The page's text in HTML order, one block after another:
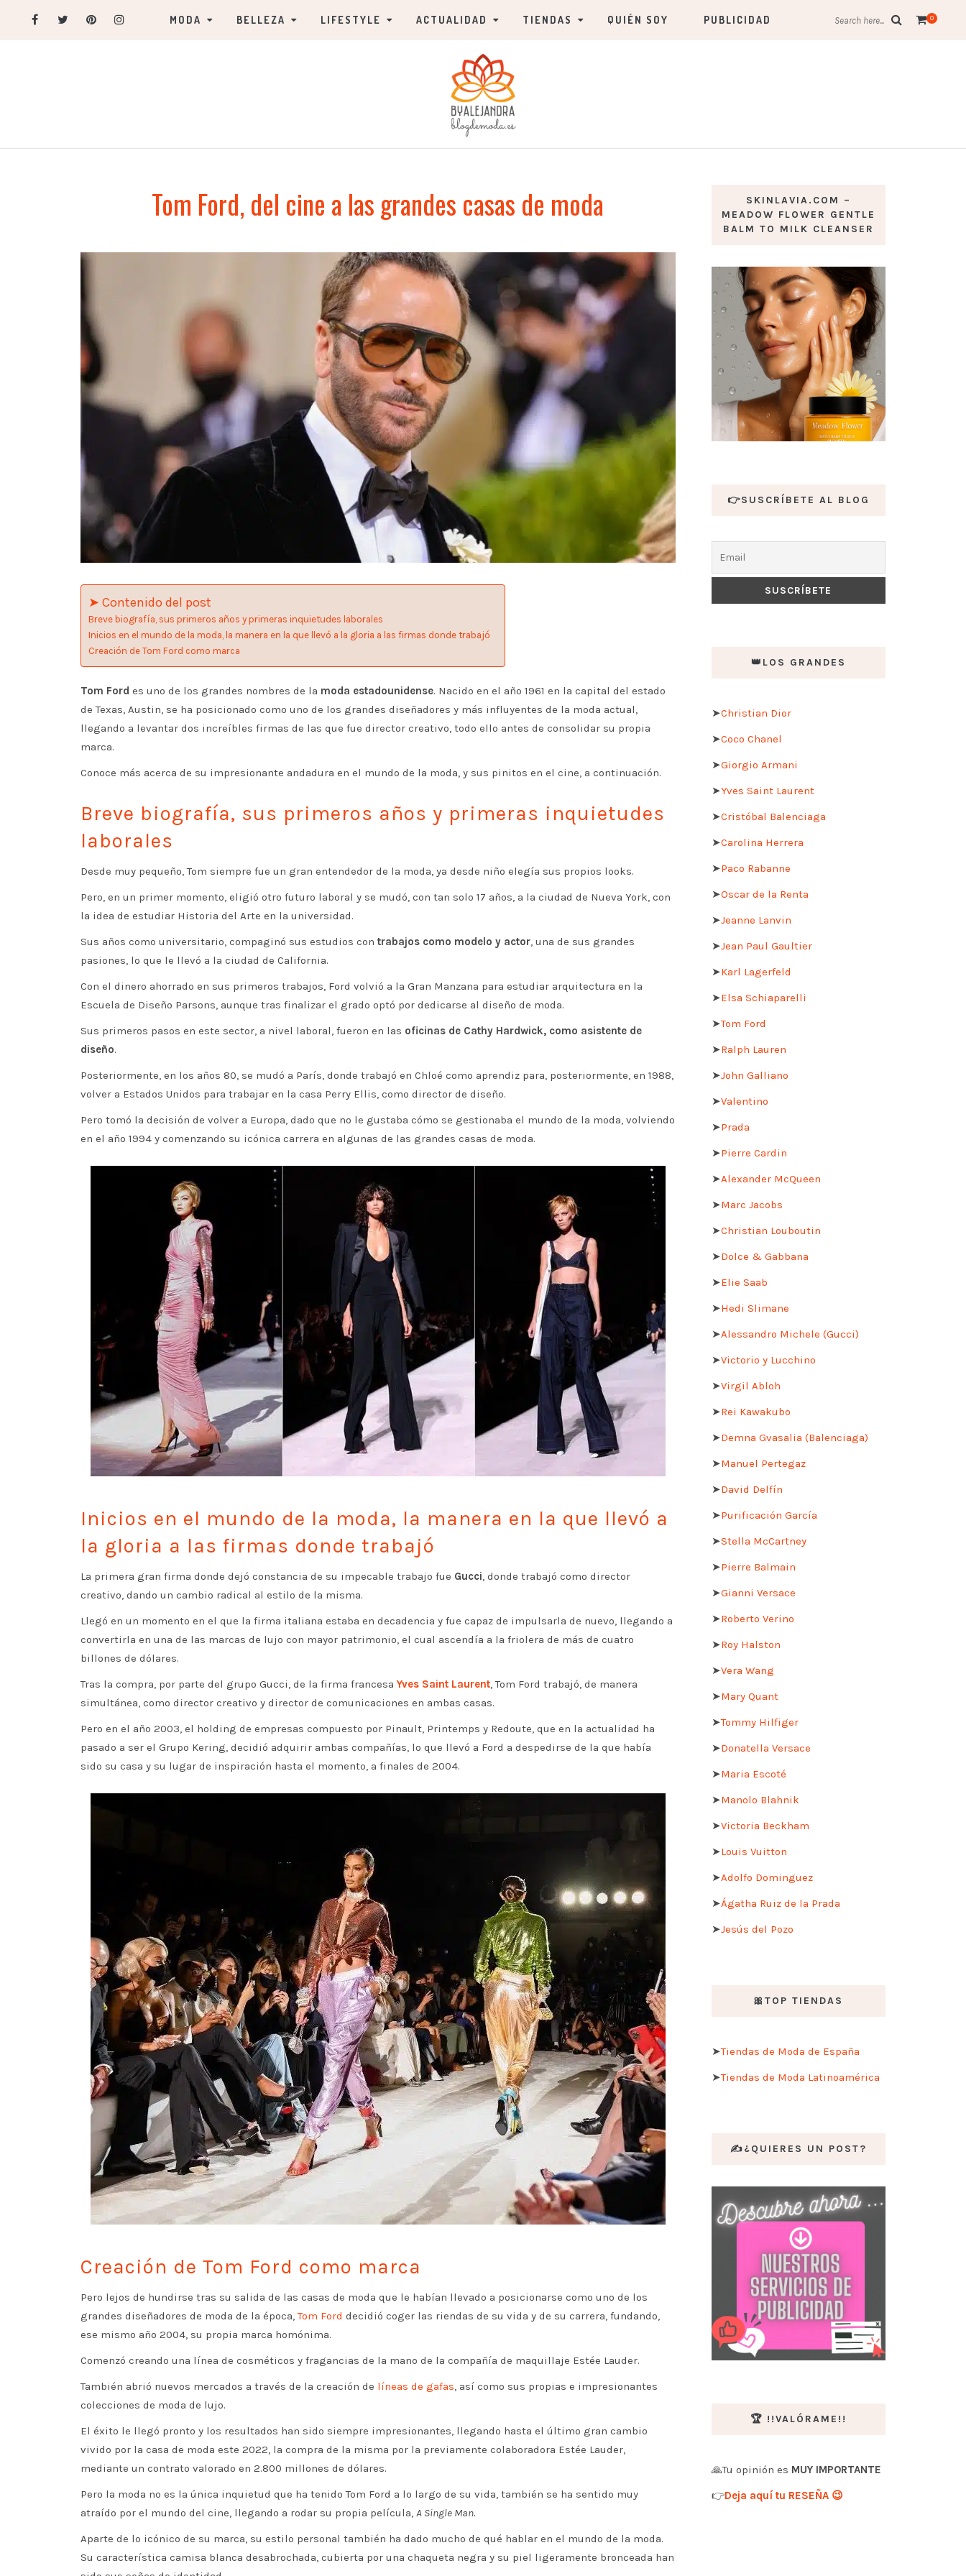
MODA BELLEZA LIFESTYLE ACTUALIDAD TIENDAS QUIÉN SOY PUBLICIDAD Search here... 0
Tom Ford, del cine a las grandes casas de moda
➤ Contenido del post
Breve biografía, sus primeros años y primeras inquietudes laborales
Inicios en el mundo de la moda, la manera en la que llevó a la gloria a las firmas donde trabajó
Creación de Tom Ford como marca
Tom Ford es uno de los grandes nombres de la moda estadounidense. Nacido en el año 1961 en la capital del estado
de Texas, Austin, se ha posicionado como uno de los grandes diseñadores y más influyentes de la moda actual,
llegando a levantar dos increíbles firmas de las que fue director creativo, todo ello antes de consolidar su propia
marca.
Conoce más acerca de su impresionante andadura en el mundo de la moda, y sus pinitos en el cine, a continuación.
Breve biografía, sus primeros años y primeras inquietudes
laborales
Desde muy pequeño, Tom siempre fue un gran entendedor de la moda, ya desde niño elegía sus propios looks.
Pero, en un primer momento, eligió otro futuro laboral y se mudó, con tan solo 17 años, a la ciudad de Nueva York, con
la idea de estudiar Historia del Arte en la universidad.
Sus años como universitario, compaginó sus estudios con trabajos como modelo y actor, una de sus grandes
pasiones, lo que le llevó a la ciudad de California.
Con el dinero ahorrado en sus primeros trabajos, Ford volvió a la Gran Manzana para estudiar arquitectura en la
Escuela de Diseño Parsons, aunque tras finalizar el grado optó por dedicarse al diseño de moda.
Sus primeros pasos en este sector, a nivel laboral, fueron en las oficinas de Cathy Hardwick, como asistente de
diseño.
Posteriormente, en los años 80, se mudó a París, donde trabajó en Chloé como aprendiz para, posteriormente, en 1988,
volver a Estados Unidos para trabajar en la casa Perry Ellis, como director de diseño.
Pero tomó la decisión de volver a Europa, dado que no le gustaba cómo se gestionaba el mundo de la moda, volviendo
en el año 1994 y comenzando su icónica carrera en algunas de las grandes casas de moda.
Inicios en el mundo de la moda, la manera en la que llevó a
la gloria a las firmas donde trabajó
La primera gran firma donde dejó constancia de su impecable trabajo fue Gucci, donde trabajó como director
creativo, dando un cambio radical al estilo de la misma.
Llegó en un momento en el que la firma italiana estaba en decadencia y fue capaz de impulsarla de nuevo, llegando a
convertirla en una de las marcas de lujo con mayor patrimonio, el cual ascendía a la friolera de más de cuatro
billones de dólares.
Tras la compra, por parte del grupo Gucci, de la firma francesaYves Saint Laurent, Tom Ford trabajó, de manera
simultánea, como director creativo y director de comunicaciones en ambas casas.
Pero en el año 2003, el holding de empresas compuesto por Pinault, Printemps y Redoute, que en la actualidad ha
pasado a ser el Grupo Kering, decidió adquirir ambas compañías, lo que llevó a Ford a despedirse de la que había
sido su casa y su lugar de inspiración hasta el momento, a finales de 2004.
Creación de Tom Ford como marca
Pero lejos de hundirse tras su salida de las casas de moda que le habían llevado a posicionarse como uno de los
grandes diseñadores de moda de la época,Tom Ford decidió coger las riendas de su vida y de su carrera, fundando,
ese mismo año 2004, su propia marca homónima.
Comenzó creando una línea de cosméticos y fragancias de la mano de la compañía de maquillaje Estée Lauder.
También abrió nuevos mercados a través de la creación de líneas de gafas, así como sus propias e impresionantes
colecciones de moda de lujo.
El éxito le llegó pronto y los resultados han sido siempre impresionantes, llegando hasta el último gran cambio
vivido por la casa de moda este 2022, la compra de la misma por la previamente colaboradora Estée Lauder,
mediante un contrato valorado en 2.800 millones de dólares.
Pero la moda no es la única inquietud que ha tenido Tom Ford a lo largo de su vida, también se ha sentido muy
atraído por el mundo del cine, llegando a rodar su propia película, A Single Man.
Aparte de lo icónico de su marca, su estilo personal también ha dado mucho de qué hablar en el mundo de la moda.
Su característica camisa blanca desabrochada, cubierta por una chaqueta negra y su piel ligeramente bronceada han
SKINLAVIA.COM –
MEADOW FLOWER GENTLE
BALM TO MILK CLEANSER
👉SUSCRÍBETE AL BLOG
👑LOS GRANDES
➤Christian Dior
➤Coco Chanel
➤Giorgio Armani
➤Yves Saint Laurent
➤Cristóbal Balenciaga
➤Carolina Herrera
➤Paco Rabanne
➤Oscar de la Renta
➤Jeanne Lanvin
➤Jean Paul Gaultier
➤Karl Lagerfeld
➤Elsa Schiaparelli
➤Tom Ford
➤Ralph Lauren
➤John Galliano
➤Valentino
➤Prada
➤Pierre Cardin
➤Alexander McQueen
➤Marc Jacobs
➤Christian Louboutin
➤Dolce & Gabbana
➤Elie Saab
➤Hedi Slimane
➤Alessandro Michele (Gucci)
➤Victorio y Lucchino
➤Virgil Abloh
➤Rei Kawakubo
➤Demna Gvasalia (Balenciaga)
➤Manuel Pertegaz
➤David Delfín
➤Purificación García
➤Stella McCartney
➤Pierre Balmain
➤Gianni Versace
➤Roberto Verino
➤Roy Halston
➤Vera Wang
➤Mary Quant
➤Tommy Hilfiger
➤Donatella Versace
➤Maria Escoté
➤Manolo Blahnik
➤Victoria Beckham
➤Louis Vuitton
➤Adolfo Dominguez
➤Ágatha Ruiz de la Prada
➤Jesús del Pozo
🎀TOP TIENDAS
➤Tiendas de Moda de España
➤Tiendas de Moda Latinoamérica
✍️¿QUIERES UN POST?
🏆 !!VALÓRAME!!
🙏Tu opinión es MUY IMPORTANTE
👉Deja aquí tu RESEÑA 😉